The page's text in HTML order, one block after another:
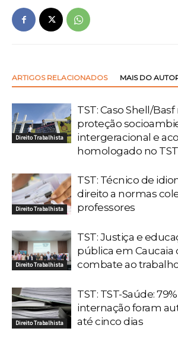
ARTIGOS RELACIONADOS MAIS DO
Direito Trabalhista
TST: Caso Shell/
proteção
intergeracional e
homologado no TST
Direito Trabalhista
TST: Técnico de
direito a normas
professores
Direito Trabalhista
TST: Justiça e
pública em Caucaia
combate ao
Direito Trabalhista
TST: TST-Saúde:
internação foram
até cinco dias